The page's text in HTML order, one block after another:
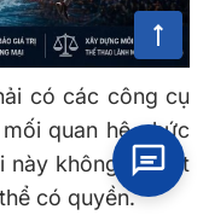
có các công cụ
quan hệ phức
này không bị thất
có quyền.